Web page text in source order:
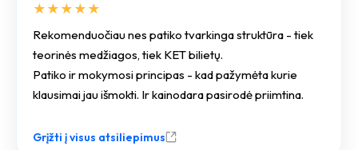
★ ★ ★ ★ ★
Rekomenduočiau nes patiko tvarkinga struktūra - tiek
teorinės medžiagos, tiek KET bilietų.
Patiko ir mokymosi principas - kad pažymėta kurie
klausimai jau išmokti. Ir kainodara pasirodė priimtina.
Grįžti į visus atsiliepimus